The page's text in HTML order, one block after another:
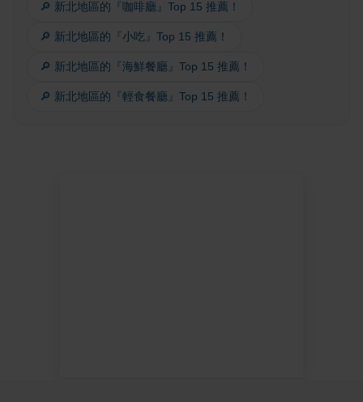
🔎 新北地區的『咖啡廳』Top 15 推薦！
🔎 新北地區的『小吃』Top 15 推薦！
🔎 新北地區的『海鮮餐廳』Top 15 推薦！
🔎 新北地區的『輕食餐廳』Top 15 推薦！